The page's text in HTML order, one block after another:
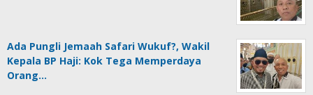
Ada Pungli Jemaah Safari Wukuf?, Wakil
Kepala BP Haji: Kok Tega Memperdaya
Orang…